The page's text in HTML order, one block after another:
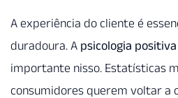
A experiência do cliente é
duradoura. A psicologia positiva
importante nisso. Estatísticas
consumidores querem voltar a